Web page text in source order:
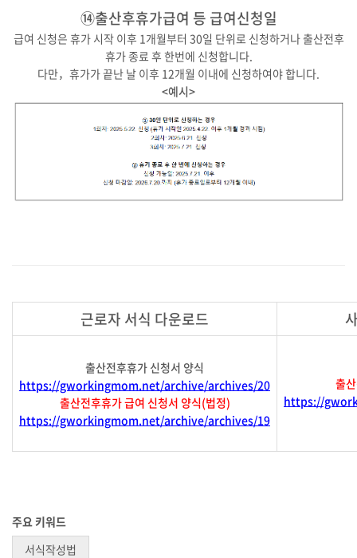
⑭출산후휴가급여 등 급여신청일
급여 신청은 휴가 시작 이후 1개월부터 30일 단위로 신청하거나 출산전후
휴가 종료 후 한번에 신청합니다.
다만，휴가가 끝난 날 이후 12개월 이내에 신청하여야 합니다.
<예시>
근로자 서식 다운로드
출산전후휴가 신청서 양식
https://gworkingmom.net/archive/archives/20
출산전후휴가 급여 신청서 양식(법정)
https://gworkingmom.net/archive/archives/19
출
https://
주요 키워드
서식작성법